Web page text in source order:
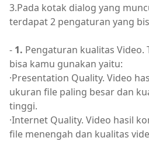
3.Pada kotak dialog yang
terdapat 2 pengaturan yang
- 1. Pengaturan kualitas Video.
bisa kamu gunakan yaitu:
·Presentation Quality. Video
ukuran file paling besar dan
tinggi.
·Internet Quality. Video hasil
file menengah dan kualitas